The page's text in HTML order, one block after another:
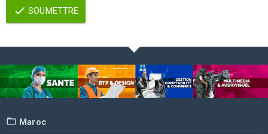
SOUMETTRE
Maroc